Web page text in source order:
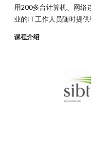
用200多台计算机、网络
业的IT工作人员随时提供
课程介绍